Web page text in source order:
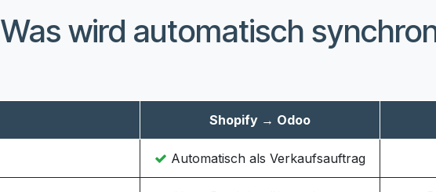
Was wird automatisch
Shopify → Odoo
Automatisch als Verkaufsauftrag